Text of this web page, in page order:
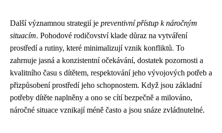
Další významnou strategií je preventivní přístup k náročným
situacím. Pohodové rodičovství klade důraz na vytváření
prostředí a rutiny, které minimalizují vznik konfliktů. To
zahrnuje jasná a konzistentní očekávání, dostatek pozornosti a
kvalitního času s dítětem, respektování jeho vývojových potřeb a
přizpůsobení prostředí jeho schopnostem. Když jsou základní
potřeby dítěte naplněny a ono se cítí bezpečně a milováno,
náročné situace vznikají méně často a jsou snáze zvládnutelné.